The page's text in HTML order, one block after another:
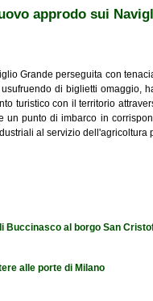
approdo sui
Grande perseguita con
di biglietti omaggio,
turistico con il territorio
un punto di imbarco in
al servizio
Buccinasco al borgo San
alle porte di Milano